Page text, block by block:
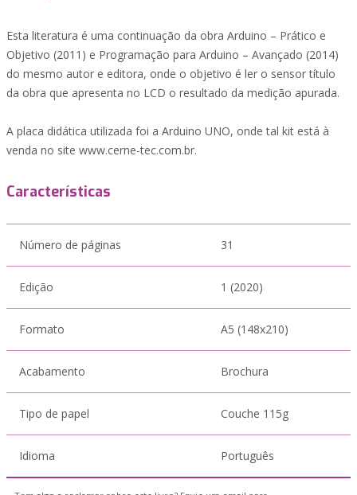
Esta literatura é uma continuação da obra Arduino – Prático e
Objetivo (2011) e Programação para Arduino – Avançado (2014)
do mesmo autor e editora, onde o objetivo é ler o sensor título
da obra que apresenta no LCD o resultado da medição apurada.
A placa didática utilizada foi a Arduino UNO, onde tal kit está à
venda no site www.cerne-tec.com.br.
Características
Número de páginas 31
Edição 1 (2020)
Formato A5 (148x210)
Acabamento Brochura
Tipo de papel Couche 115g
Idioma Português